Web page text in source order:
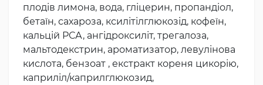
плодів лимона, вода, гліцерин, пропандіол,
бетаїн, сахароза, ксилітілглюкозід, кофеїн,
кальцій РСА, ангідроксиліт, трегалоза,
мальтодекстрин, ароматизатор, левулінова
кислота, бензоат , екстракт кореня цикорію,
каприліл/каприлглюкозид,